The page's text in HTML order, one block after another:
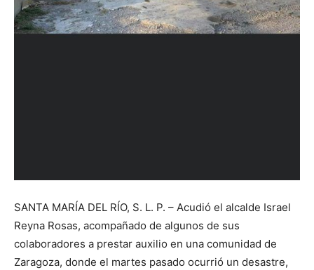
SANTA MARÍA DEL RÍO, S. L. P. – Acudió el alcalde Israel
Reyna Rosas, acompañado de algunos de sus
colaboradores a prestar auxilio en una comunidad de
Zaragoza, donde el martes pasado ocurrió un desastre,